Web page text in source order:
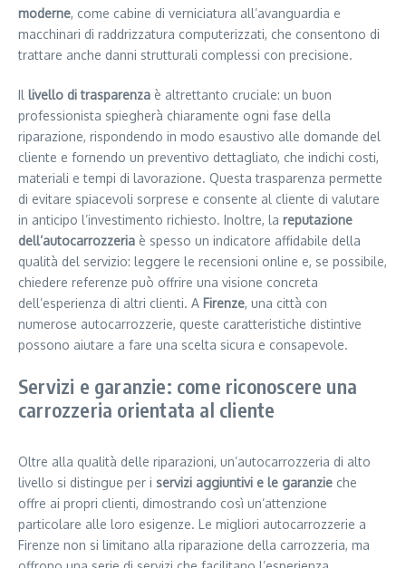
moderne, come cabine di verniciatura all’avanguardia e
macchinari di raddrizzatura computerizzati, che consentono di
trattare anche danni strutturali complessi con precisione.
Il livello di trasparenza è altrettanto cruciale: un buon
professionista spiegherà chiaramente ogni fase della
riparazione, rispondendo in modo esaustivo alle domande del
cliente e fornendo un preventivo dettagliato, che indichi costi,
materiali e tempi di lavorazione. Questa trasparenza permette
di evitare spiacevoli sorprese e consente al cliente di valutare
in anticipo l’investimento richiesto. Inoltre, la reputazione
dell’autocarrozzeria è spesso un indicatore affidabile della
qualità del servizio: leggere le recensioni online e, se possibile,
chiedere referenze può offrire una visione concreta
dell’esperienza di altri clienti. A Firenze, una città con
numerose autocarrozzerie, queste caratteristiche distintive
possono aiutare a fare una scelta sicura e consapevole.
Servizi e garanzie: come riconoscere una
carrozzeria orientata al cliente
Oltre alla qualità delle riparazioni, un’autocarrozzeria di alto
livello si distingue per i servizi aggiuntivi e le garanzie che
offre ai propri clienti, dimostrando così un’attenzione
particolare alle loro esigenze. Le migliori autocarrozzerie a
Firenze non si limitano alla riparazione della carrozzeria, ma